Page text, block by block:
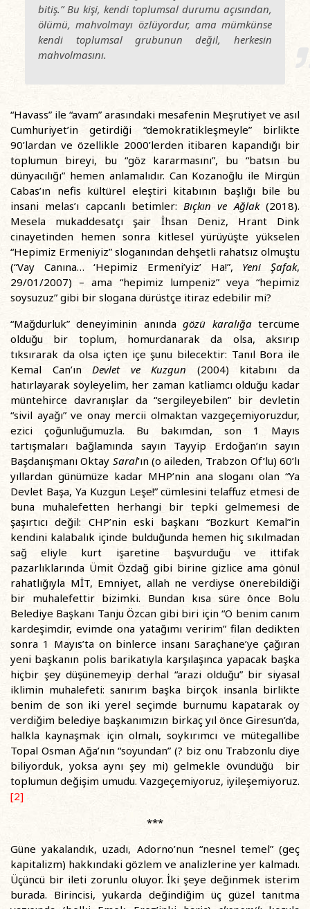
bitiş.” Bu kişi, kendi toplumsal durumu açısından,
ölümü, mahvolmayı özlüyordur, ama mümkünse
kendi toplumsal grubunun değil, herkesin
mahvolmasını.
“Havass” ile “avam” arasındaki mesafenin Meşrutiyet ve asıl
Cumhuriyet’in getirdiği “demokratikleşmeyle” birlikte
90’lardan ve özellikle 2000’lerden itibaren kapandığı bir
toplumun bireyi, bu “göz kararmasını”, bu “batsın bu
dünyacılığı” hemen anlamalıdır. Can Kozanoğlu ile Mirgün
Cabas’ın nefis kültürel eleştiri kitabının başlığı bile bu
insani melas’ı capcanlı betimler:Bıçkın ve Ağlak(2018).
Mesela mukaddesatçı şair İhsan Deniz, Hrant Dink
cinayetinden hemen sonra kitlesel yürüyüşte yükselen
“Hepimiz Ermeniyiz” sloganından dehşetli rahatsız olmuştu
(“Vay Canına… ‘Hepimiz Ermeni’yiz’ Ha!”, Yeni Şafak,
29/01/2007) – ama “hepimiz lumpeniz” veya “hepimiz
soysuzuz” gibi bir slogana dürüstçe itiraz edebilir mi?
“Mağdurluk” deneyiminin anındagözü karalığatercüme
olduğu bir toplum, homurdanarak da olsa, aksırıp
tıksırarak da olsa içten içe şunu bilecektir: Tanıl Bora ile
Kemal Can’ınDevlet ve Kuzgun (2004) kitabını da
hatırlayarak söyleyelim, her zaman katliamcı olduğu kadar
müntehirce davranışlar da “sergileyebilen” bir devletin
“sivil ayağı” ve onay mercii olmaktan vazgeçemiyoruzdur,
ezici çoğunluğumuzla. Bu bakımdan, son 1 Mayıs
tartışmaları bağlamında sayın Tayyip Erdoğan’ın sayın
Başdanışmanı Oktay Saral’ın (o aileden, Trabzon Of’lu) 60’lı
yıllardan günümüze kadar MHP’nin ana sloganı olan “Ya
Devlet Başa, Ya Kuzgun Leşe!” cümlesini telaffuz etmesi de
buna muhalefetten herhangi bir tepki gelmemesi de
şaşırtıcı değil: CHP’nin eski başkanı “Bozkurt Kemal”in
kendini kalabalık içinde bulduğunda hemen hiç sıkılmadan
sağ eliyle kurt işaretine başvurduğu ve ittifak
pazarlıklarında Ümit Özdağ gibi birine gizlice ama gönül
rahatlığıyla MİT, Emniyet, allah ne verdiyse önerebildiği
bir muhalefettir bizimki. Bundan kısa süre önce Bolu
Belediye Başkanı Tanju Özcan gibi biri için “O benim canım
kardeşimdir, evimde ona yatağımı veririm” filan dedikten
sonra 1 Mayıs’ta on binlerce insanı Saraçhane’ye çağıran
yeni başkanın polis barikatıyla karşılaşınca yapacak başka
hiçbir şey düşünemeyip derhal “arazi olduğu” bir siyasal
iklimin muhalefeti: sanırım başka birçok insanla birlikte
benim de son iki yerel seçimde burnumu kapatarak oy
verdiğim belediye başkanımızın birkaç yıl önce Giresun’da,
halkla kaynaşmak için olmalı, soykırımcı ve mütegallibe
Topal Osman Ağa’nın “soyundan” (? biz onu Trabzonlu diye
biliyorduk, yoksa aynı şey mi) gelmekle övündüğü bir
toplumun değişim umudu. Vazgeçemiyoruz, iyileşemiyoruz.
[2]
***
Güne yakalandık, uzadı, Adorno’nun “nesnel temel” (geç
kapitalizm) hakkındaki gözlem ve analizlerine yer kalmadı.
Üçüncü bir ileti zorunlu oluyor. İki şeye değinmek isterim
burada. Birincisi, yukarda değindiğim üç güzel tanıtma